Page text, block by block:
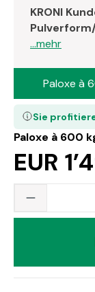
KRONI
...mehr
Paloxe à 600
EUR
Sie
Paloxe à
Produkt